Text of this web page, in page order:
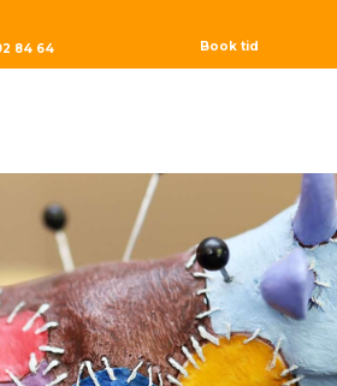
84 64 Book tid